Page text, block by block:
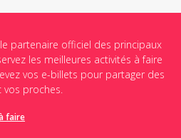
partenaire officiel des principaux
les meilleures activités à faire
vos e-billets pour partager des
vos proches.
faire